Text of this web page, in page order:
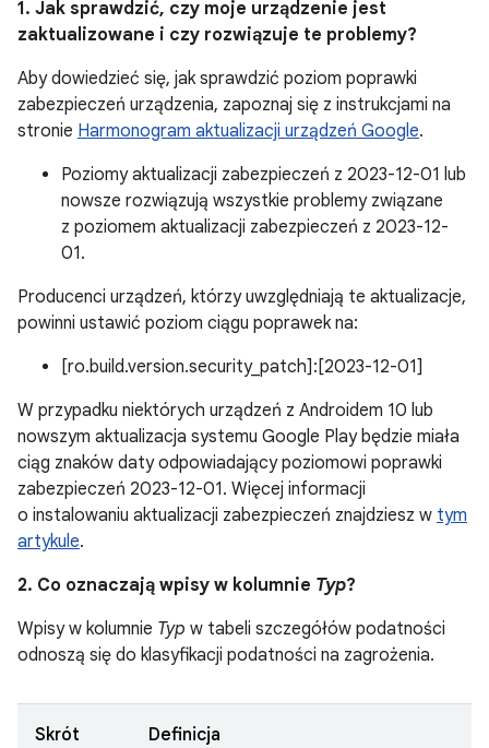
1. Jak sprawdzić, czy moje urządzenie jest
zaktualizowane i czy rozwiązuje te problemy?
Aby dowiedzieć się, jak sprawdzić poziom poprawki
zabezpieczeń urządzenia, zapoznaj się z instrukcjami na
stronie Harmonogram aktualizacji urządzeń Google.
Poziomy aktualizacji zabezpieczeń z 2023-12-01 lub
nowsze rozwiązują wszystkie problemy związane
z poziomem aktualizacji zabezpieczeń z 2023-12-
01.
Producenci urządzeń, którzy uwzględniają te aktualizacje,
powinni ustawić poziom ciągu poprawek na:
[ro.build.version.security_patch]:[2023-12-01]
W przypadku niektórych urządzeń z Androidem 10 lub
nowszym aktualizacja systemu Google Play będzie miała
ciąg znaków daty odpowiadający poziomowi poprawki
zabezpieczeń 2023-12-01. Więcej informacji
o instalowaniu aktualizacji zabezpieczeń znajdziesz w tym
artykule.
2. Co oznaczają wpisy w kolumnie Typ?
Wpisy w kolumnie Typ w tabeli szczegółów podatności
odnoszą się do klasyfikacji podatności na zagrożenia.
Skrót Definicja